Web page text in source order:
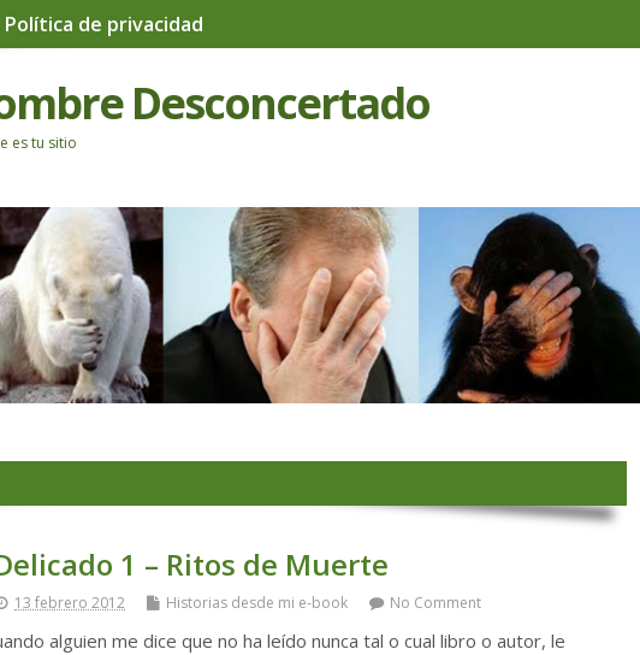
Política de privacidad
Desconcertado
es tu sitio
1 – Ritos de Muerte
13 febrero 2012 Historias desde mi e-book No Comment
alguien me dice que no ha leído nunca tal o cual libro o autor, le